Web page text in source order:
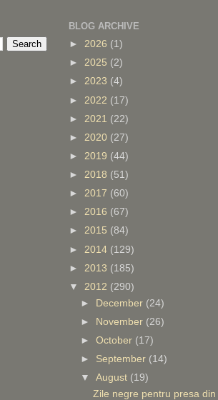
BLOG ARCHIVE
► 2026 (1)
► 2025 (2)
► 2023 (4)
► 2022 (17)
► 2021 (22)
► 2020 (27)
► 2019 (44)
► 2018 (51)
► 2017 (60)
► 2016 (67)
► 2015 (84)
► 2014 (129)
► 2013 (185)
▼ 2012 (290)
► December (24)
► November (26)
►October (17)
► September (14)
▼August (19)
Zile negre pentru presa din